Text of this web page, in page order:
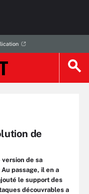
de
de sa
passage, il en a
le support des
découvrables a